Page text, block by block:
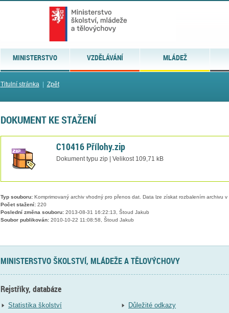
MINISTERSTVO VZDĚLÁVÁNÍ MLÁDEŽ
Titulní stránka| Zpět
DOKUMENT KE STAŽENÍ
C10416 Přílohy.zip
Dokument typu zip | Velikost 109,71 kB
Typ souboru:Komprimovaný archiv vhodný pro přenos dat. Data lze získat rozbalením archivu
Počet stažení:220
Poslední změna souboru:2013-08-31 16:22:13, Štoud Jakub
Soubor publikován:2010-10-22 11:08:58, Štoud Jakub
MINISTERSTVO ŠKOLSTVÍ, MLÁDEŽE A TĚLOVÝCHOVY
Rejstříky, databáze
Statistika školství
Důležité odkazy